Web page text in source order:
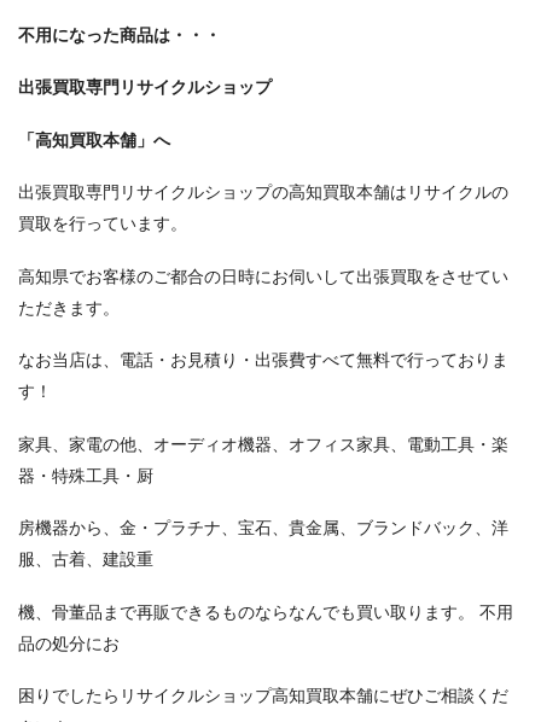
不用になった商品は・・・
出張買取専門リサイクルショップ
「高知買取本舗」へ
出張買取専門リサイクルショップの高知買取本舗はリサイクルの
買取を行っています。
高知県でお客様のご都合の日時にお伺いして出張買取をさせてい
ただきます。
なお当店は、電話・お見積り・出張費すべて無料で行っておりま
す！
家具、家電の他、オーディオ機器、オフィス家具、電動工具・楽
器・特殊工具・厨
房機器から、金・プラチナ、宝石、貴金属、ブランドバック、洋
服、古着、建設重
機、骨董品まで再販できるものならなんでも買い取ります。 不用
品の処分にお
困りでしたらリサイクルショップ高知買取本舗にぜひご相談くだ